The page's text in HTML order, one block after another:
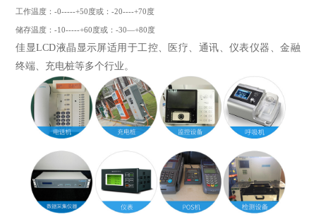
工作温度：-0-----+50度或：-20----+70度
储存温度：-10-----+60度或：-30—+80度
佳显LCD液晶显示屏适用于工控、医疗、通讯、仪表仪器、金融
终端、充电桩等多个行业。